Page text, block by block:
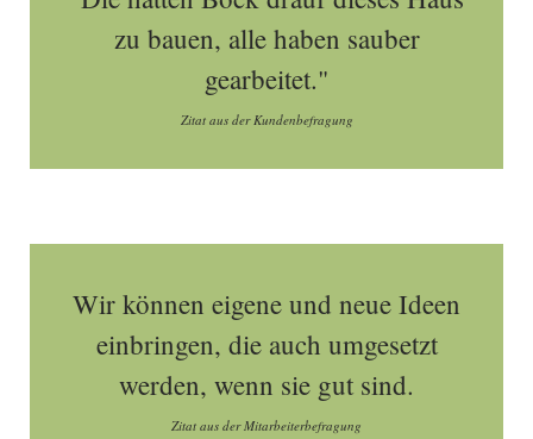
zu bauen, alle haben sauber
gearbeitet."
Zitat aus der Kundenbefragung
Wir können eigene und neue Ideen
einbringen, die auch umgesetzt
werden, wenn sie gut sind.
Zitat aus der Mitarbeiterbefragung